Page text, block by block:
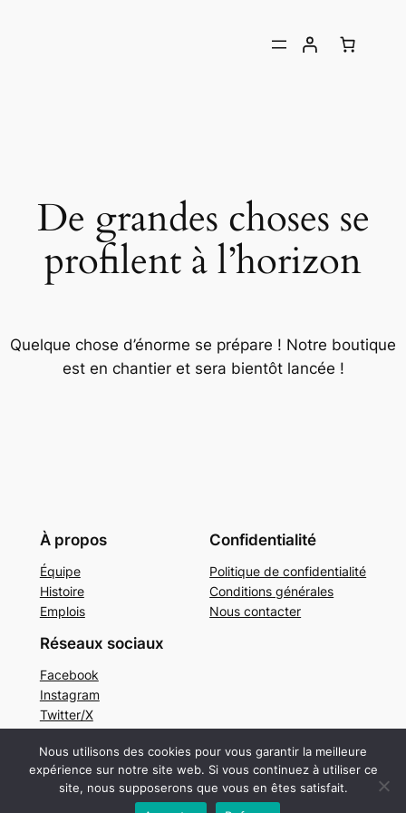
De grandes choses se
profilent à l’horizon
Quelque chose d’énorme se prépare ! Notre boutique
est en chantier et sera bientôt lancée !
À propos
Équipe
Histoire
Emplois
Confidentialité
Politique de confidentialité
Conditions générales
Nous contacter
Réseaux sociaux
Facebook
Instagram
Twitter/X
Conçu avec
Nous utilisons des cookies pour vous garantir la meilleure
expérience sur notre site web. Si vous continuez à utiliser ce
site, nous supposerons que vous en êtes satisfait.